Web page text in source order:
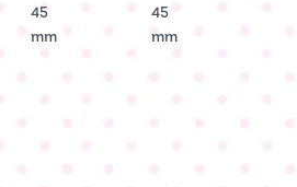
45
mm
45
mm